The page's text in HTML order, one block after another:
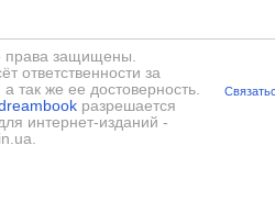
права защищены.
ответственности за
же ее достоверность.
разрешается
интернет-изданий -